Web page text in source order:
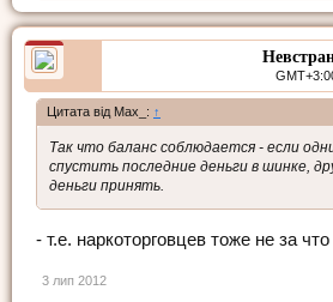
Цитата від Max_: ↑
Так что баланс соблюдается - если
спустить последние деньги в шинке,
деньги принять.
- т.е. наркоторговцев тоже не за
3 лип 2012